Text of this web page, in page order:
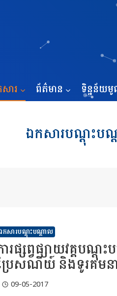
ារ ព័ត៌មាន ទិន្នន័យមូ
ឯកសារបណ្តុះប
កសារបណ្តុះបណ្តាល
ារ​ផ្សព្វ​ផ្សាយ​វគ្គ​បណ្
រៃសណីយ៍​ និង​ទូរគមន
09-05-2017